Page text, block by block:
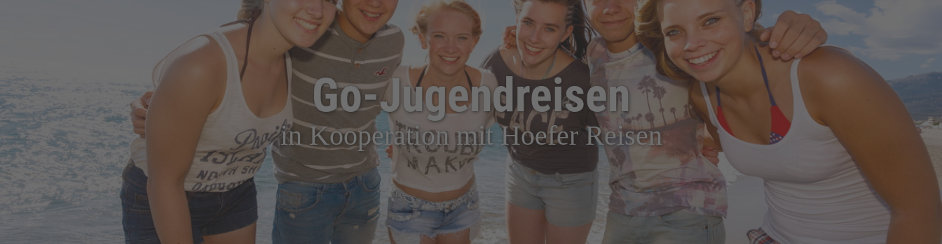
Go-Jugendreisen
in Kooperation mit Hoefer Reisen